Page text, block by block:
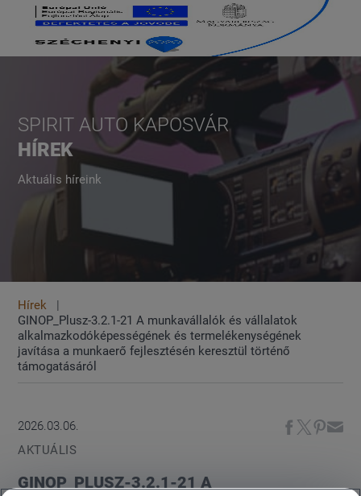
SPIRIT AUTO KAPOSVÁR
HÍREK
Aktuális híreink
Hírek
GINOP_Plusz-3.2.1-21 A munkavállalók és vállalatok
alkalmazkodóképességének és termelékenységének
javítása a munkaerő fejlesztésén keresztül történő
támogatásáról
2026.03.06.
AKTUÁLIS
GINOP_PLUSZ-3.2.1-21 A